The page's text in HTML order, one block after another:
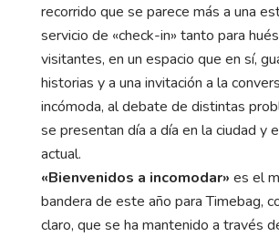
recorrido que se parece más a una
servicio de «check-in» tanto para
visitantes, en un espacio que en sí,
historias y a una invitación a la
incómoda, al debate de distintas
se presentan día a día en la ciudad y
actual.
«Bienvenidos a incomodar» es el
bandera de este año para Timebag,
claro, que se ha mantenido a través